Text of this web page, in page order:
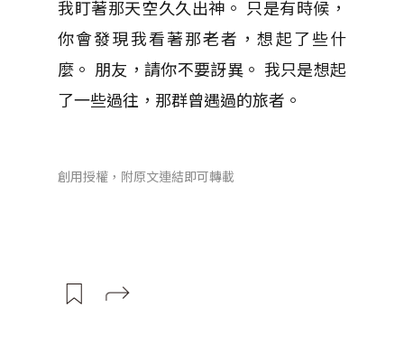
我盯著那天空久久出神。 只是有時候，
你會發現我看著那老者，想起了些什
麼。 朋友，請你不要訝異。 我只是想起
了一些過往，那群曾遇過的旅者。
創用授權，附原文連結即可轉載